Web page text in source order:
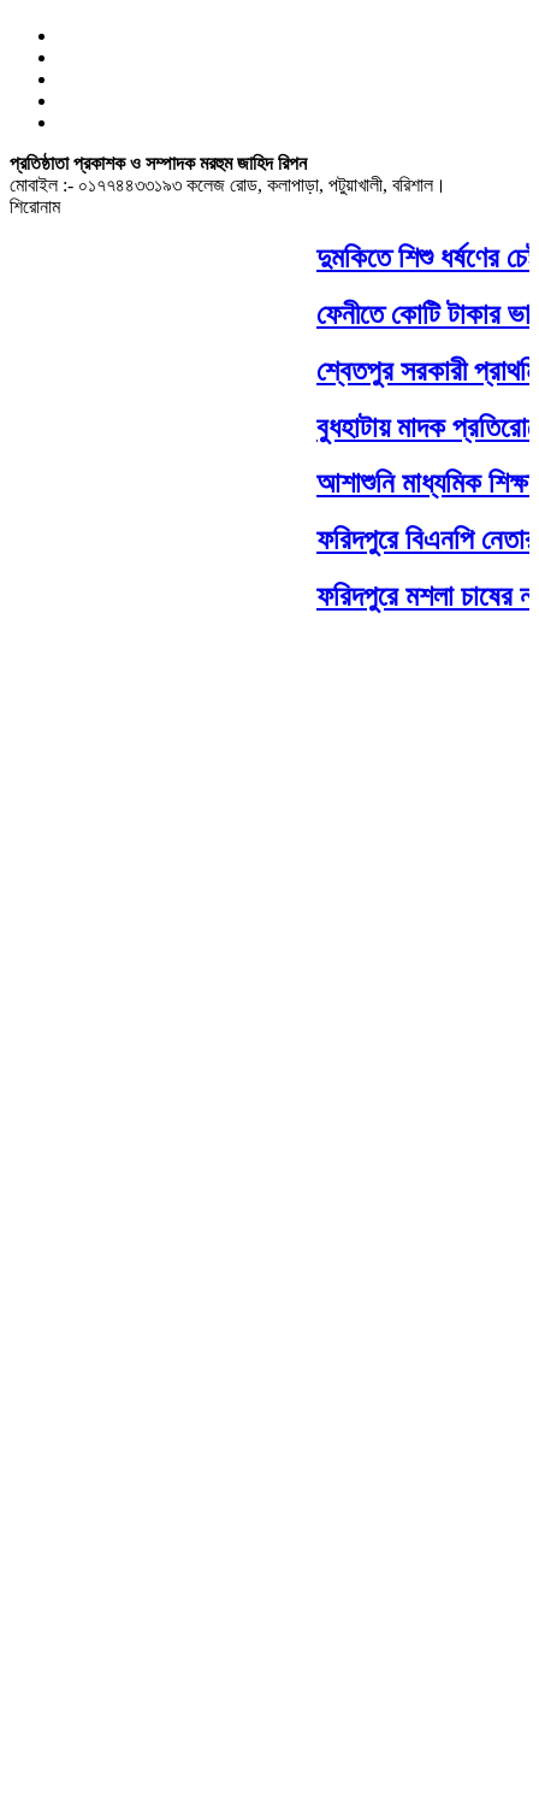
প্রতিষ্ঠাতা প্রকাশক ও সম্পাদক মরহুম জাহিদ রিপন
মোবাইল :- ০১৭৭৪৪৩৩১৯৩ কলেজ রোড, কলাপাড়া, পটুয়াখালী, বরিশাল।
শিরোনাম
দুমকিতে শিশু ধর্ষণের
ফেনীতে কোটি টাকার
শ্বেতপুর সরকারী
বুধহাটায় মাদক
আশাশুনি মাধ্যমিক শিক্ষা
ফরিদপুরে বিএনপি
ফরিদপুরে মশলা চাষের